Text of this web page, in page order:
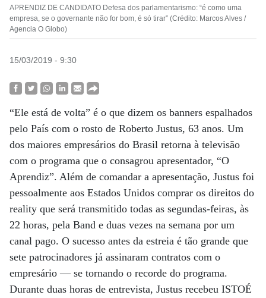
APRENDIZ DE CANDIDATO Defesa dos parlamentarismo: “é como uma
empresa, se o governante não for bom, é só tirar” (Crédito: Marcos Alves /
Agencia O Globo)
15/03/2019 - 9:30
“Ele está de volta” é o que dizem os banners espalhados
pelo País com o rosto de Roberto Justus, 63 anos. Um
dos maiores empresários do Brasil retorna à televisão
com o programa que o consagrou apresentador, “O
Aprendiz”. Além de comandar a apresentação, Justus foi
pessoalmente aos Estados Unidos comprar os direitos do
reality que será transmitido todas as segundas-feiras, às
22 horas, pela Band e duas vezes na semana por um
canal pago. O sucesso antes da estreia é tão grande que
sete patrocinadores já assinaram contratos com o
empresário — se tornando o recorde do programa.
Durante duas horas de entrevista, Justus recebeu ISTOÉ